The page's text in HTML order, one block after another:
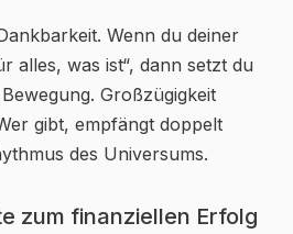
Wenn du deiner
alles, was ist“, dann setzt du
Großzügigkeit
gibt, empfängt doppelt
des Universums.
zum finanziellen Erfolg